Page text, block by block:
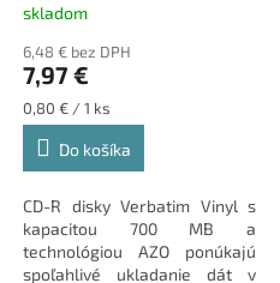
skladom
6,48 € bez DPH
7,97 €
Jednotková
cena:
0,80 € / 1 ks
Do košíka
CD-R disky Verbatim Vinyl s
kapacitou 700 MB a
technológiou AZO ponúkajú
spoľahlivé ukladanie dát v